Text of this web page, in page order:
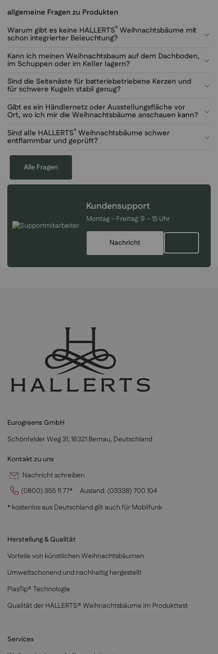
allgemeine Fragen zu Produkten
Warum gibt es keine HALLERTS® Weihnachtsbäume mit
schon integrierter Beleuchtung?
Kann ich meinen Weihnachtsbaum auf dem Dachboden,
im Schuppen oder im Keller lagern?
Sind die Seitenäste für batteriebetriebene Kerzen und
für schwere Kugeln stabil genug?
Gibt es ein Händlernetz oder Ausstellungsfläche vor
Ort, wo ich mir die Weihnachtsbäume anschauen kann?
Sind alle HALLERTS® Weihnachtsbäume schwer
entflammbar und geprüft?
Alle Fragen
Kundensupport
Montag – Freitag: 9 – 15 Uhr
Nachricht
Eurogreens GmbH
Schönfelder Weg 31, 16321 Bernau, Deutschland
Kontakt zu uns
Nachricht schreiben
(0800) 355 11 77*
Ausland: (03338) 700 104
* kostenlos aus Deutschland gilt auch für Mobilfunk
Herstellung & Qualität
Vorteile von künstlichen Weihnachtsbäumen
Umweltschonend und nachhaltig hergestellt
PlasTip® Technologie
Qualität der HALLERTS® Weihnachtsbäume im Produkttest
Services